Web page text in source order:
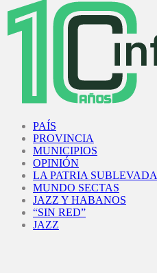
PAÍS
PROVINCIA
MUNICIPIOS
OPINIÓN
LA PATRIA SUBLEVADA
MUNDO SECTAS
JAZZ Y HABANOS
“SIN RED”
JAZZ